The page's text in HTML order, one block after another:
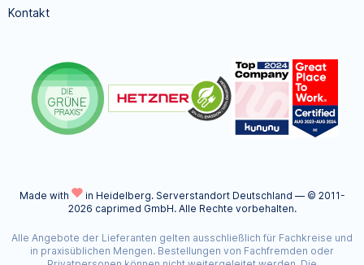
Kontakt
Made with in Heidelberg. Serverstandort Deutschland — © 2011-
2026 caprimed GmbH. Alle Rechte vorbehalten.
Alle Angebote der Lieferanten gelten ausschließlich für Fachkreise und
in praxisüblichen Mengen. Bestellungen von Fachfremden oder